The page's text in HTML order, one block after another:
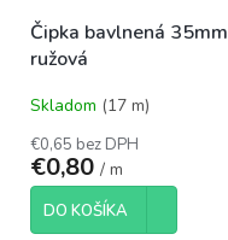
Čipka bavlnená 35mm
ružová
Skladom (17 m)
€0,65 bez DPH
€0,80 / m
DO KOŠÍKA